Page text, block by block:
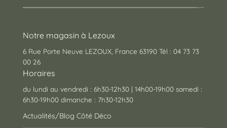
Notre magasin à Lezoux
6 Rue Porte Neuve LEZOUX, France 63190 Tél : 04 73 73
00 26
Horaires
du lundi au vendredi : 6h30-12h30 | 14h00-19h00 samedi :
6h30-19h00 dimanche : 7h30-12h30
Actualités/Blog Côté Déco